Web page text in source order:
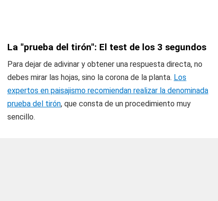
La "prueba del tirón": El test de los 3 segundos
Para dejar de adivinar y obtener una respuesta directa, no
debes mirar las hojas, sino la corona de la planta. Los
expertos en paisajismo recomiendan realizar la denominada
prueba del tirón, que consta de un procedimiento muy
sencillo.